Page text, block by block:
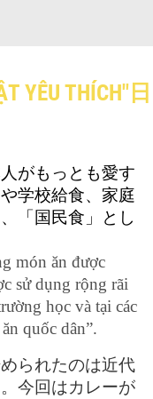
YÊU THÍCH"日
がもっとも愛す
学校給食、家庭
「国民食」とし
món ăn được
sử dụng rộng rãi
học và tại các
quốc dân”.
られたのは近代
今回はカレーが